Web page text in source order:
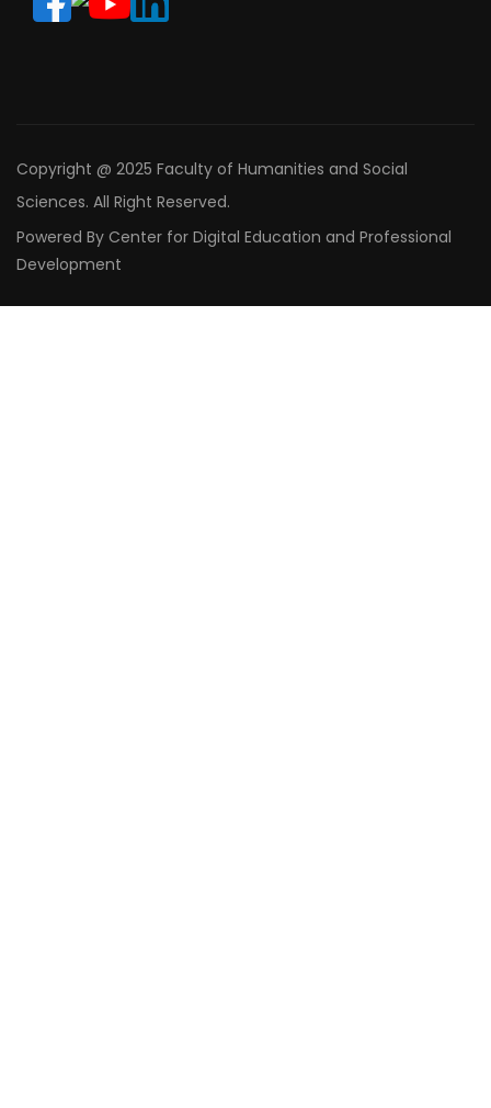
Copyright @ 2025 Faculty of Humanities and Social
Sciences. All Right Reserved.
Powered By Center for Digital Education and Professional
Development